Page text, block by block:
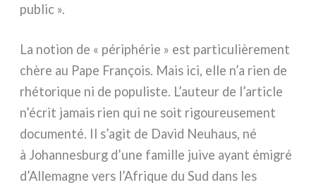
public ».
La notion de « péri­phé­rie » est par­ti­cu­liè­re­ment
chè­re au Pape François. Mais ici, elle n’a rien de
rhé­to­ri­que ni de popu­li­ste. L’auteur de l’article
n’écrit jamais rien qui ne soit rigou­reu­se­ment
docu­men­té. Il s’agit de David Neuhaus, né
à Johannesburg d’une famil­le jui­ve ayant émi­gré
d’Allemagne vers l’Afrique du Sud dans les